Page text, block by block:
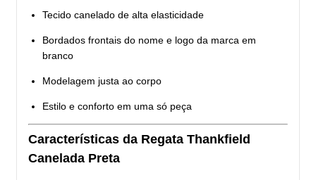
Tecido canelado de alta elasticidade
Bordados frontais do nome e logo da marca em
branco
Modelagem justa ao corpo
Estilo e conforto em uma só peça
Características da Regata Thankfield
Canelada Preta